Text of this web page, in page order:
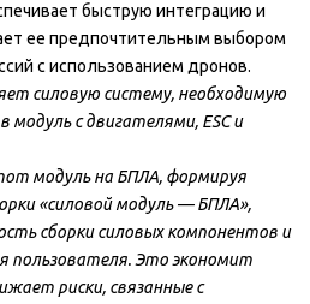
быструю интеграцию и
ее предпочтительным выбором
с использованием дронов.
силовую систему, необходимую
модуль с двигателями, ESC и
модуль на БПЛА, формируя
«силовой модуль — БПЛА»,
сборки силовых компонентов и
пользователя. Это экономит
риски, связанные с